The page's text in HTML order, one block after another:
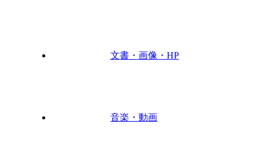
文書・画像・HP
音楽・動画